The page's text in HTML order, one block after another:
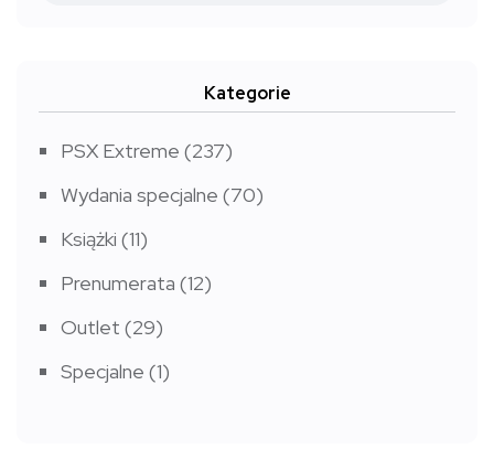
Kategorie
PSX Extreme (237)
Wydania specjalne (70)
Książki (11)
Prenumerata (12)
Outlet (29)
Specjalne (1)